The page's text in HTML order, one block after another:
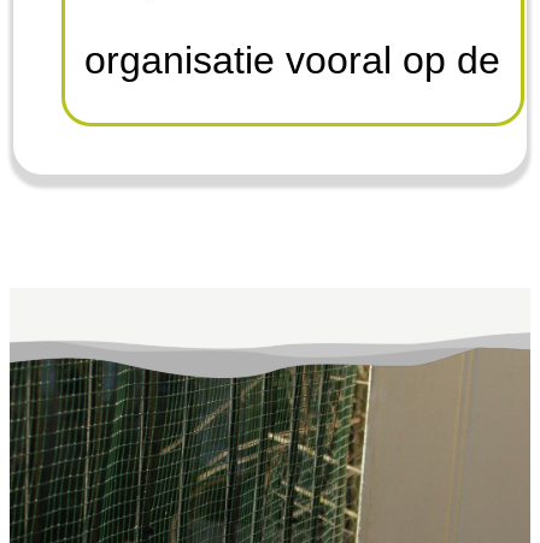
organisatie vooral op de
kittens in de gemeentes
Winterswijk, Aalten en